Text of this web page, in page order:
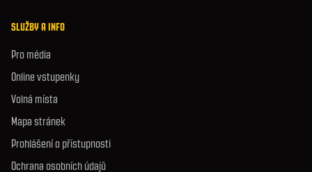
SLUŽBY A INFO
Pro média
Online vstupenky
Volná místa
Mapa stránek
Prohlášení o přístupnosti
Ochrana osobních údajů